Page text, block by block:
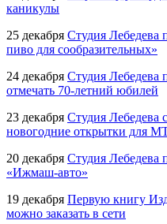
каникулы
25 декабря Студия Лебедева
пиво для сообразительных»
24 декабря Студия Лебедева
отмечать 70-летний юбилей
23 декабря Студия Лебедева
новогодние открытки для
20 декабря Студия Лебедева
«Ижмаш-авто»
19 декабря Первую книгу
можно заказать в сети